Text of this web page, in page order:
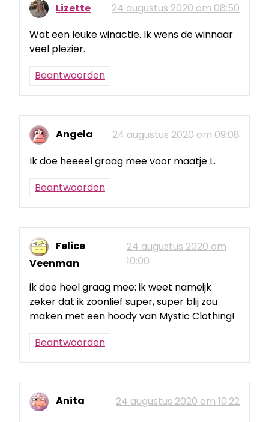
Lizette
24 augustus 2020 om 08:50
Wat een leuke winactie. Ik wens de winnaar
veel plezier.
Beantwoorden
Angela
24 augustus 2020 om 09:08
Ik doe heeeel graag mee voor maatje L.
Beantwoorden
Felice
Veenman
24 augustus 2020 om
10:00
ik doe heel graag mee: ik weet nameijk
zeker dat ik zoonlief super, super blij zou
maken met een hoody van Mystic Clothing!
Beantwoorden
Anita
24 augustus 2020 om 10:22